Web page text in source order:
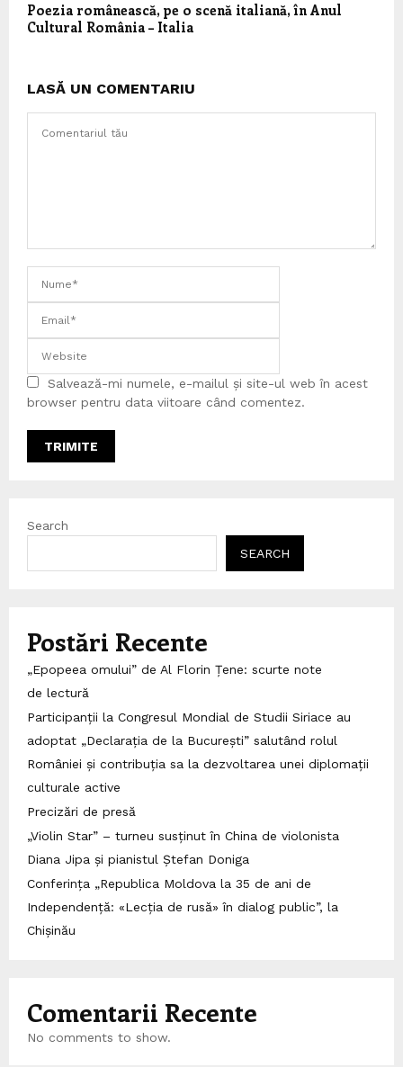
Poezia românească, pe o scenă italiană, în Anul
Cultural România – Italia
LASĂ UN COMENTARIU
Salvează-mi numele, e-mailul și site-ul web în acest
browser pentru data viitoare când comentez.
Search
SEARCH
Postări Recente
„Epopeea omului” de Al Florin Țene: scurte note
de lectură
Participanții la Congresul Mondial de Studii Siriace au
adoptat „Declarația de la București” salutând rolul
României și contribuția sa la dezvoltarea unei diplomații
culturale active
Precizări de presă
„Violin Star” – turneu susținut în China de violonista
Diana Jipa și pianistul Ștefan Doniga
Conferința „Republica Moldova la 35 de ani de
Independență: «Lecția de rusă» în dialog public”, la
Chișinău
Comentarii Recente
No comments to show.